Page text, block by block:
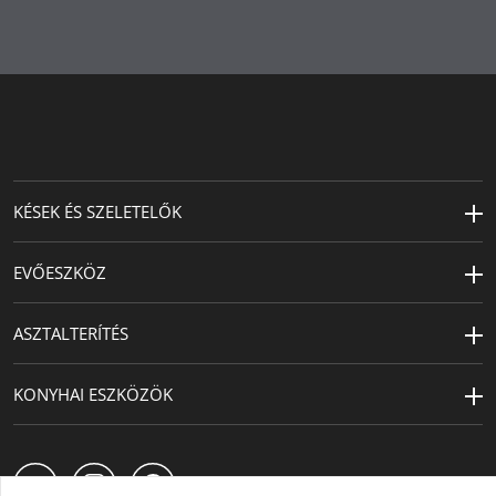
KÉSEK ÉS SZELETELŐK
EVŐESZKÖZ
ASZTALTERÍTÉS
KONYHAI ESZKÖZÖK